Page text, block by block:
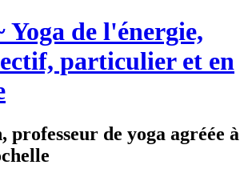
Yoga de l'énergie,
particulier et en
professeur de yoga agréée à